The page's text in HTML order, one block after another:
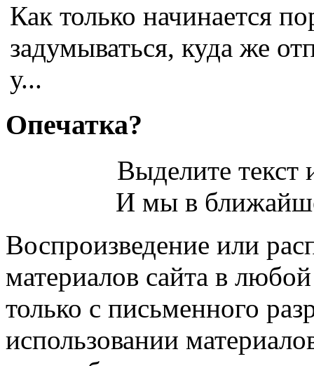
Как только начинается
задумываться, куда же
у...
Опечатка?
Выделите
И мы в
Воспроизведение или
материалов сайта в
только с письменного
использовании